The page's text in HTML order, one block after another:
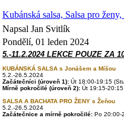
Kubánská salsa, Salsa pro
Napsal Jan Svitlík
Pondělí, 01 leden 2024
5.-11.2.2024 LEKCE POUZE ZA
KUBÁNSKÁ SALSA s Jonášem a Míšou
5.2.-26.5.2024
Začátečníci (úroveň 1): Út 18:00-19:15
Mírně pokročilé (úroveň 2): Út 19:15-
SALSA A BACHATA PRO ŽENY s Žeňou
5.2.-26.5.2024
Začátečnice a mírně pokročilé: Po 20:00-